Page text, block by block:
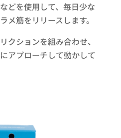
などを使用して、毎日少な
メ筋をリリースします。
クションを組み合わせ、
アプローチして動かして